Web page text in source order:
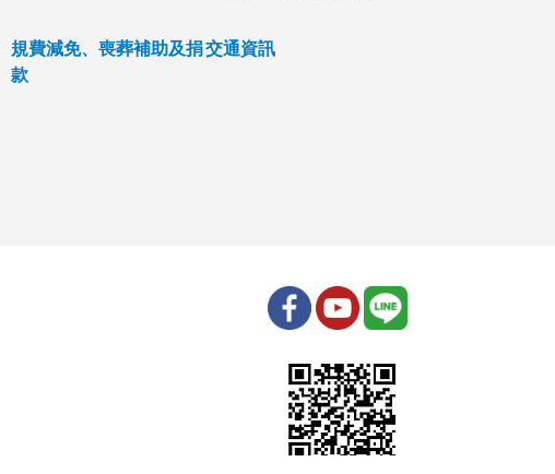
規費減免、喪葬補助及捐
款
交通資訊